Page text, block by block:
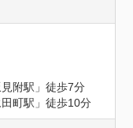
見附駅」徒歩7分
町駅」徒歩10分